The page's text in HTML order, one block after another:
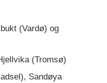
(Vardø) og
(Tromsø)
Sandøya